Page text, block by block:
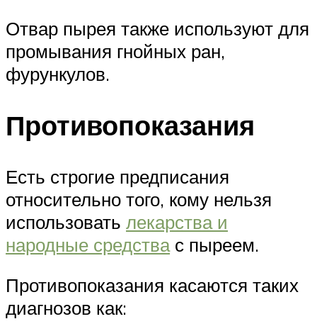
Отвар пырея также используют для
промывания гнойных ран,
фурункулов.
Противопоказания
Есть строгие предписания
относительно того, кому нельзя
использовать лекарства и
народные средствас пыреем.
Противопоказания касаются таких
диагнозов как: